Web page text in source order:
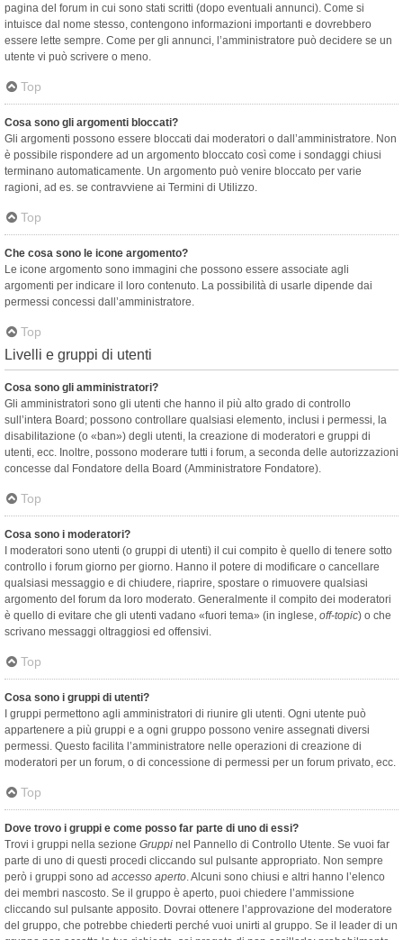
pagina del forum in cui sono stati scritti (dopo eventuali annunci). Come si
intuisce dal nome stesso, contengono informazioni importanti e dovrebbero
essere lette sempre. Come per gli annunci, l’amministratore può decidere se un
utente vi può scrivere o meno.
Top
Cosa sono gli argomenti bloccati?
Gli argomenti possono essere bloccati dai moderatori o dall’amministratore. Non
è possibile rispondere ad un argomento bloccato così come i sondaggi chiusi
terminano automaticamente. Un argomento può venire bloccato per varie
ragioni, ad es. se contravviene ai Termini di Utilizzo.
Top
Che cosa sono le icone argomento?
Le icone argomento sono immagini che possono essere associate agli
argomenti per indicare il loro contenuto. La possibilità di usarle dipende dai
permessi concessi dall’amministratore.
Top
Livelli e gruppi di utenti
Cosa sono gli amministratori?
Gli amministratori sono gli utenti che hanno il più alto grado di controllo
sull’intera Board; possono controllare qualsiasi elemento, inclusi i permessi, la
disabilitazione (o «ban») degli utenti, la creazione di moderatori e gruppi di
utenti, ecc. Inoltre, possono moderare tutti i forum, a seconda delle autorizzazioni
concesse dal Fondatore della Board (Amministratore Fondatore).
Top
Cosa sono i moderatori?
I moderatori sono utenti (o gruppi di utenti) il cui compito è quello di tenere sotto
controllo i forum giorno per giorno. Hanno il potere di modificare o cancellare
qualsiasi messaggio e di chiudere, riaprire, spostare o rimuovere qualsiasi
argomento del forum da loro moderato. Generalmente il compito dei moderatori
è quello di evitare che gli utenti vadano «fuori tema» (in inglese, off-topic) o che
scrivano messaggi oltraggiosi ed offensivi.
Top
Cosa sono i gruppi di utenti?
I gruppi permettono agli amministratori di riunire gli utenti. Ogni utente può
appartenere a più gruppi e a ogni gruppo possono venire assegnati diversi
permessi. Questo facilita l’amministratore nelle operazioni di creazione di
moderatori per un forum, o di concessione di permessi per un forum privato, ecc.
Top
Dove trovo i gruppi e come posso far parte di uno di essi?
Trovi i gruppi nella sezione Gruppi nel Pannello di Controllo Utente. Se vuoi far
parte di uno di questi procedi cliccando sul pulsante appropriato. Non sempre
però i gruppi sono ad accesso aperto. Alcuni sono chiusi e altri hanno l’elenco
dei membri nascosto. Se il gruppo è aperto, puoi chiedere l’ammissione
cliccando sul pulsante apposito. Dovrai ottenere l’approvazione del moderatore
del gruppo, che potrebbe chiederti perché vuoi unirti al gruppo. Se il leader di un